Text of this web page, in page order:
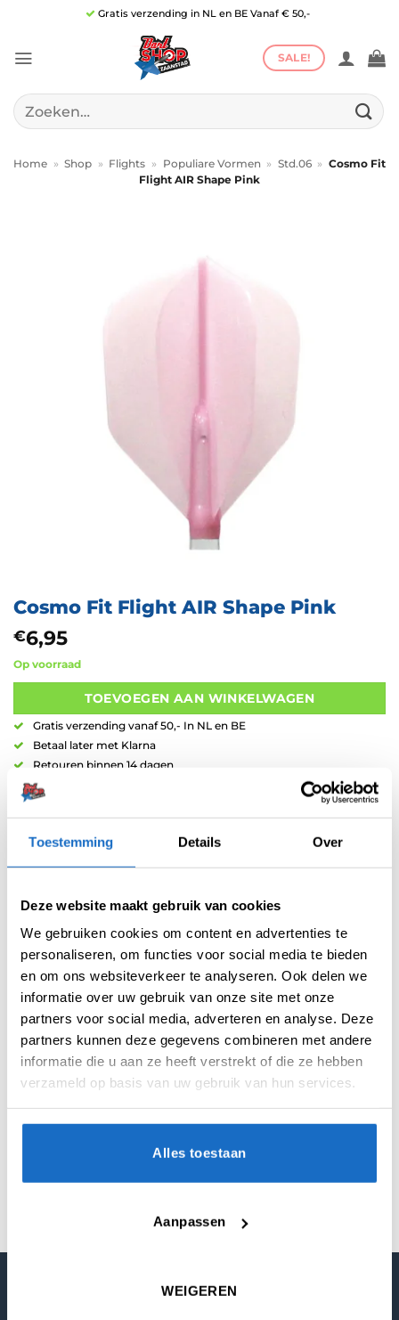
Toestemming Details Over
Deze website maakt gebruik van cookies
We gebruiken cookies om content en advertenties te
personaliseren, om functies voor social media te bieden
en om ons websiteverkeer te analyseren. Ook delen we
informatie over uw gebruik van onze site met onze
partners voor social media, adverteren en analyse. Deze
partners kunnen deze gegevens combineren met andere
informatie die u aan ze heeft verstrekt of die ze hebben
verzameld op basis van uw gebruik van hun services.
Alles toestaan
Aanpassen
WEIGEREN
inhoud
Gratis verzending in NL en BE Vanaf € 50,-
SALE!
Zoeken
naar:
Home » Shop » Flights » Populiare Vormen » Std.06 » Cosmo Fit
Flight AIR Shape Pink
Cosmo Fit Flight AIR Shape Pink
€6,95
Op voorraad
TOEVOEGEN AAN WINKELWAGEN
Gratis verzending vanaf 50,- In NL en BE
Betaal later met Klarna
Retouren binnen 14 dagen
AANVULLENDE INFORMATIE
BEOORDELINGEN (0)
VORM Std. 6